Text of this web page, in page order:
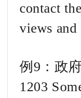
contact
views
例9：政
1203